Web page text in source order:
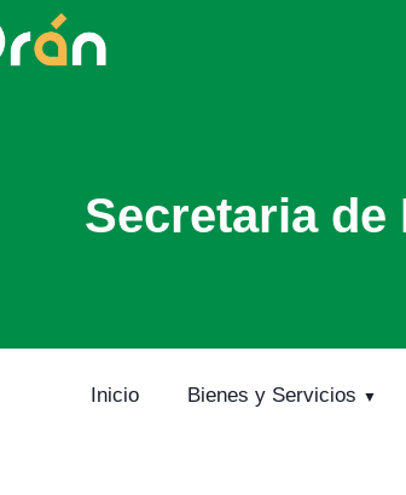
Secretaria de
Inicio Bienes y Servicios